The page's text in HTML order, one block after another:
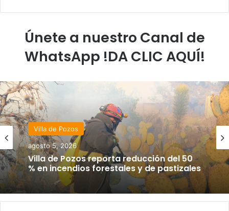
Únete a nuestro Canal de
WhatsApp !DA CLIC AQUÍ!
Villa de Pozos
agosto 5, 2026
Villa de Pozos reporta reducción del 50
% en incendios forestales y de pastizales